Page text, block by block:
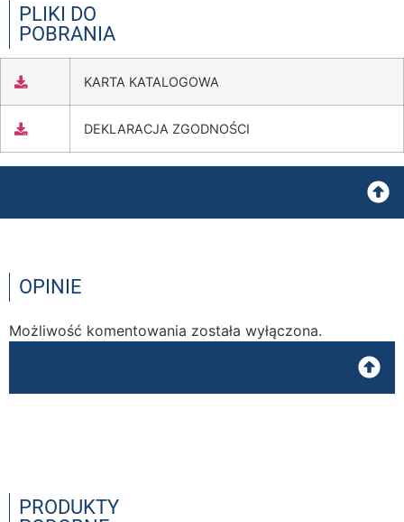
PLIKI DO
POBRANIA
KARTA KATALOGOWA
DEKLARACJA ZGODNOŚCI
OPINIE
Możliwość komentowania została wyłączona.
PRODUKTY